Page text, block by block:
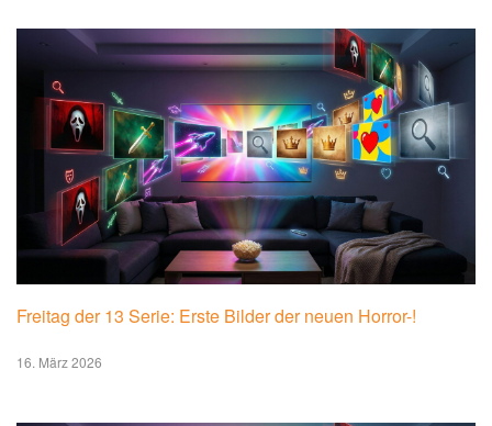
Freitag der 13 Serie: Erste Bilder der neuen Horror-!
16. März 2026